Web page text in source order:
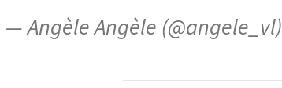
— Angèle Angèle (@angele_vl)